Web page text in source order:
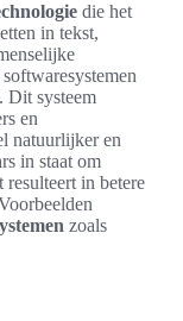
die het
in tekst,
Dit systeem
en
natuurlijker en
in staat om
resulteert in betere
zoals